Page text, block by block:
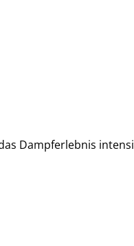
Dampferlebnis